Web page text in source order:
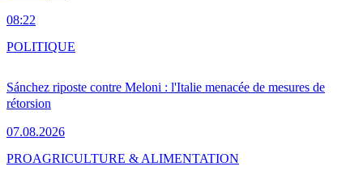
08:22
Sánchez riposte contre Meloni : l'Italie menacée de mesures de
rétorsion
07.08.2026
POLITIQUE
PROAGRICULTURE & ALIMENTATION